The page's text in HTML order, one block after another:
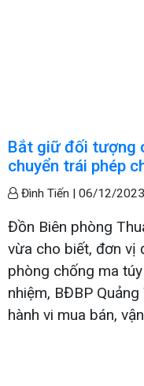
Bắt giữ đối tượng
chuyển trái phép
Đình Tiến | 06/12/
Đồn Biên phòng
vừa cho biết, đơn vị
phòng chống ma
nhiệm, BĐBP
hành vi mua bán,